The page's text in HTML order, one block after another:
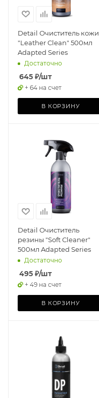
Detail Очиститель кожи
"Leather Clean" 500мл
Adapted Series
Достаточно
645 ₽/шт
+ 64 на счет
В КОРЗИНУ
Detail Очиститель
резины "Soft Cleaner"
500мл Adapted Series
Достаточно
495 ₽/шт
+ 49 на счет
В КОРЗИНУ